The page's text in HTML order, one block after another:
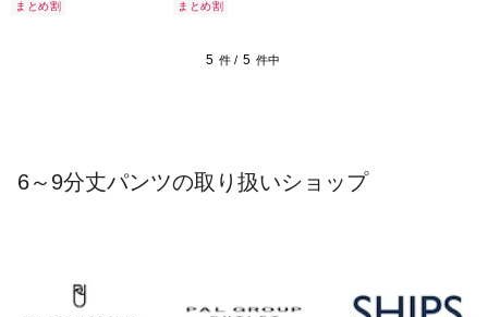
まとめ割 まとめ割
5 件 / 5 件中
6～9分丈パンツの取り扱いショップ